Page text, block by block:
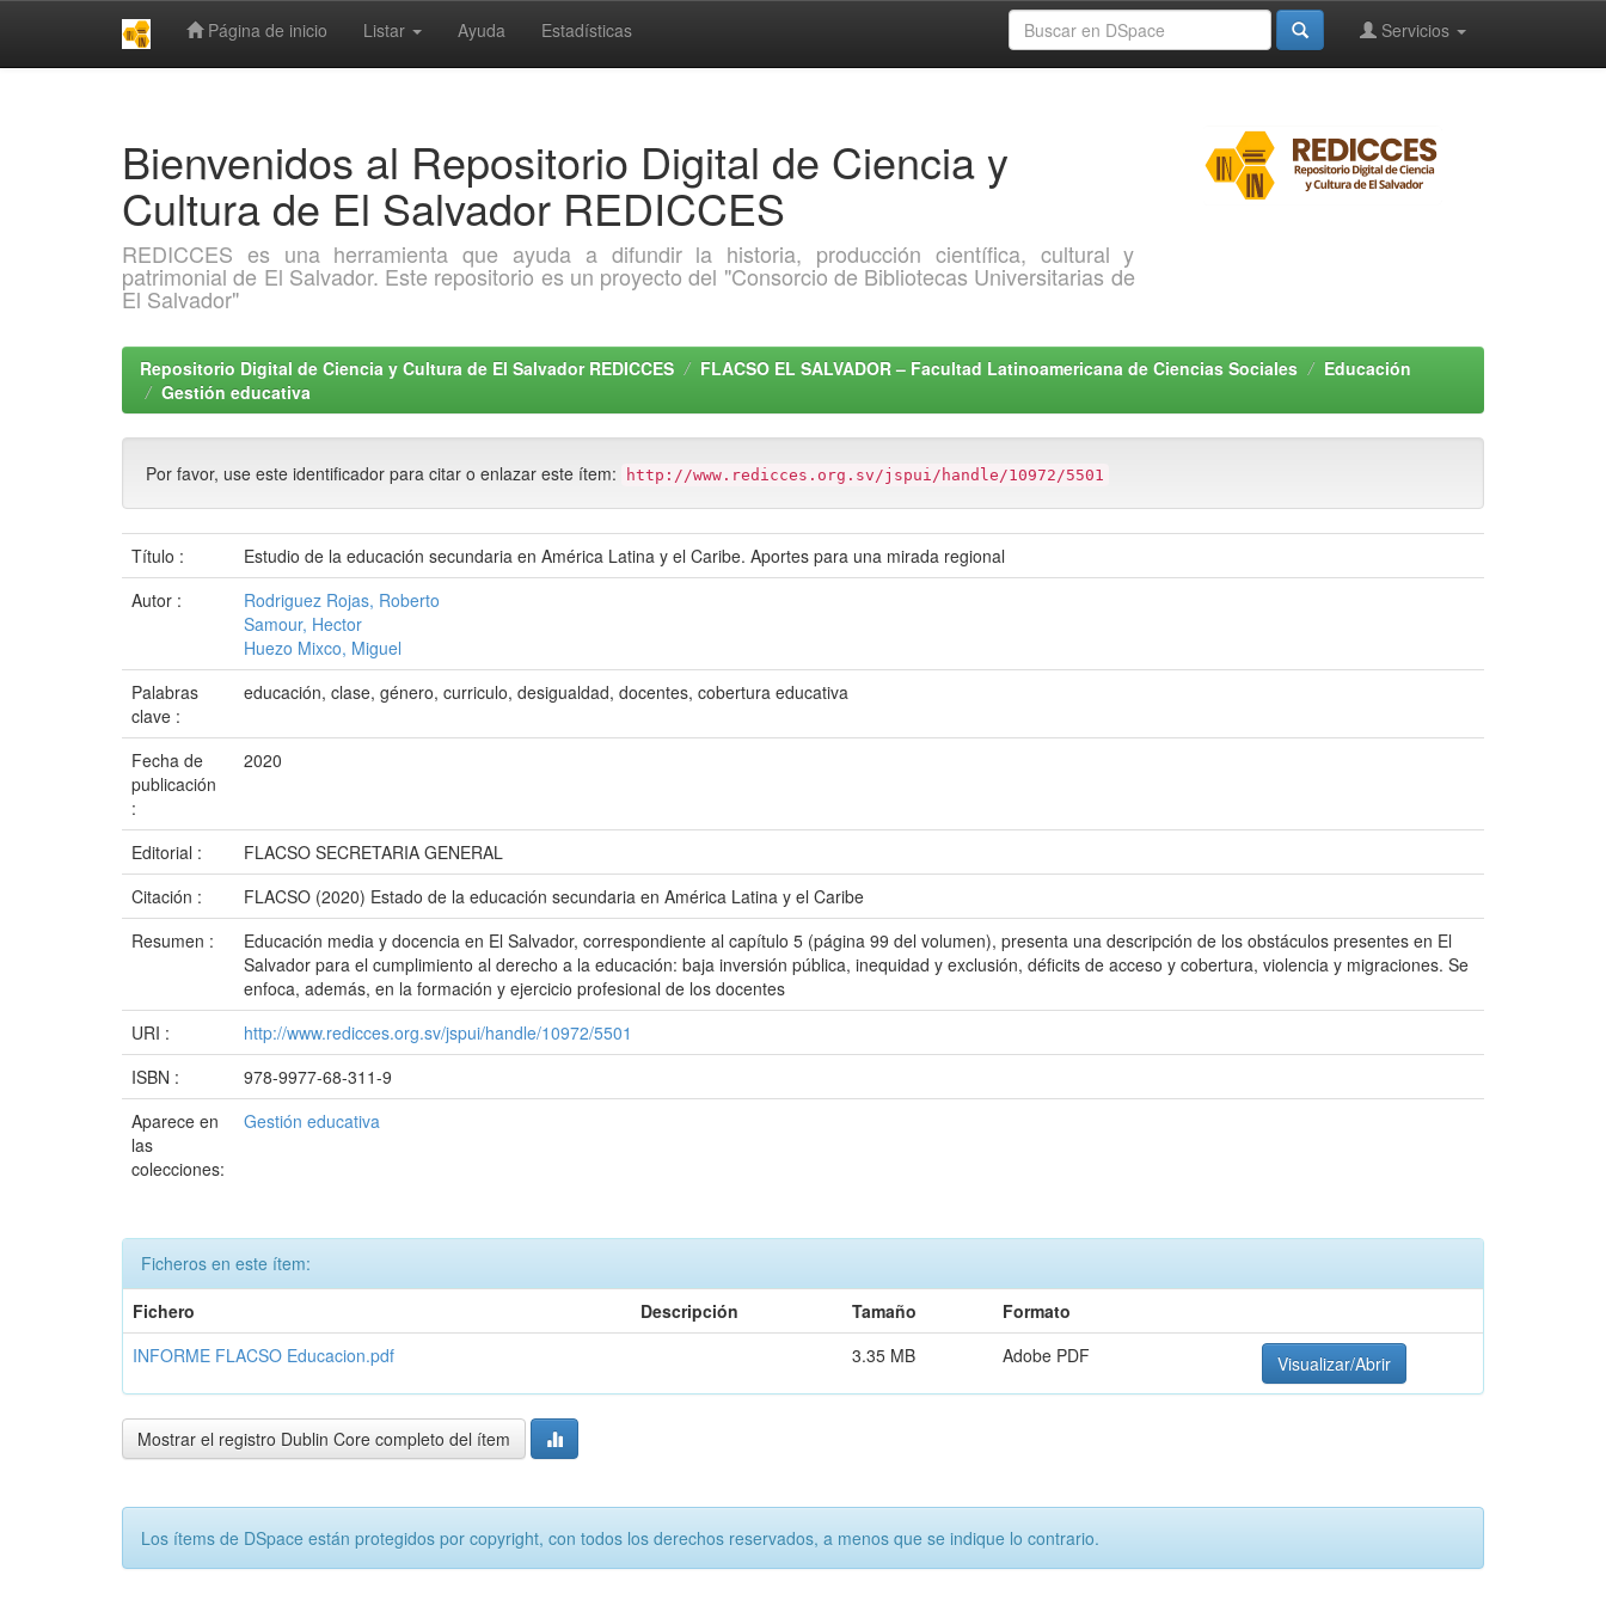
Página de inicio Listar Ayuda Estadísticas Servicios
Bienvenidos al Repositorio Digital de Ciencia y
Cultura de El Salvador REDICCES
REDICCES es una herramienta que ayuda a difundir la historia, producción científica, cultural y
patrimonial de El Salvador. Este repositorio es un proyecto del "Consorcio de Bibliotecas Universitarias de
El Salvador"
Repositorio Digital de Ciencia y Cultura de El Salvador REDICCES FLACSO EL SALVADOR – Facultad Latinoamericana de Ciencias Sociales
Educación
Gestión educativa
Por favor, use este identificador para citar o enlazar este ítem: http://www.redicces.org.sv/jspui/handle/10972/5501
Título :
Estudio de la educación secundaria en América Latina y el Caribe. Aportes para una mirada regional
Autor :
Rodriguez Rojas, Roberto
Samour, Hector
Huezo Mixco, Miguel
Palabras
clave :
educación, clase, género, curriculo, desigualdad, docentes, cobertura educativa
Fecha de
publicación
:
2020
Editorial :
FLACSO SECRETARIA GENERAL
Citación :
FLACSO (2020) Estado de la educación secundaria en América Latina y el Caribe
Resumen :
Educación media y docencia en El Salvador, correspondiente al capítulo 5 (página 99 del volumen), presenta una descripción de los obstáculos presentes en El
Salvador para el cumplimiento al derecho a la educación: baja inversión pública, inequidad y exclusión, déficits de acceso y cobertura, violencia y migraciones. Se
enfoca, además, en la formación y ejercicio profesional de los docentes
URI :
http://www.redicces.org.sv/jspui/handle/10972/5501
ISBN :
978-9977-68-311-9
Aparece en
las
colecciones:
Gestión educativa
Ficheros en este ítem:
Fichero
Descripción Tamaño
Formato
INFORME FLACSO Educacion.pdf
3.35 MB Adobe PDF Visualizar/Abrir
Mostrar el registro Dublin Core completo del ítem
Los ítems de DSpace están protegidos por copyright, con todos los derechos reservados, a menos que se indique lo contrario.